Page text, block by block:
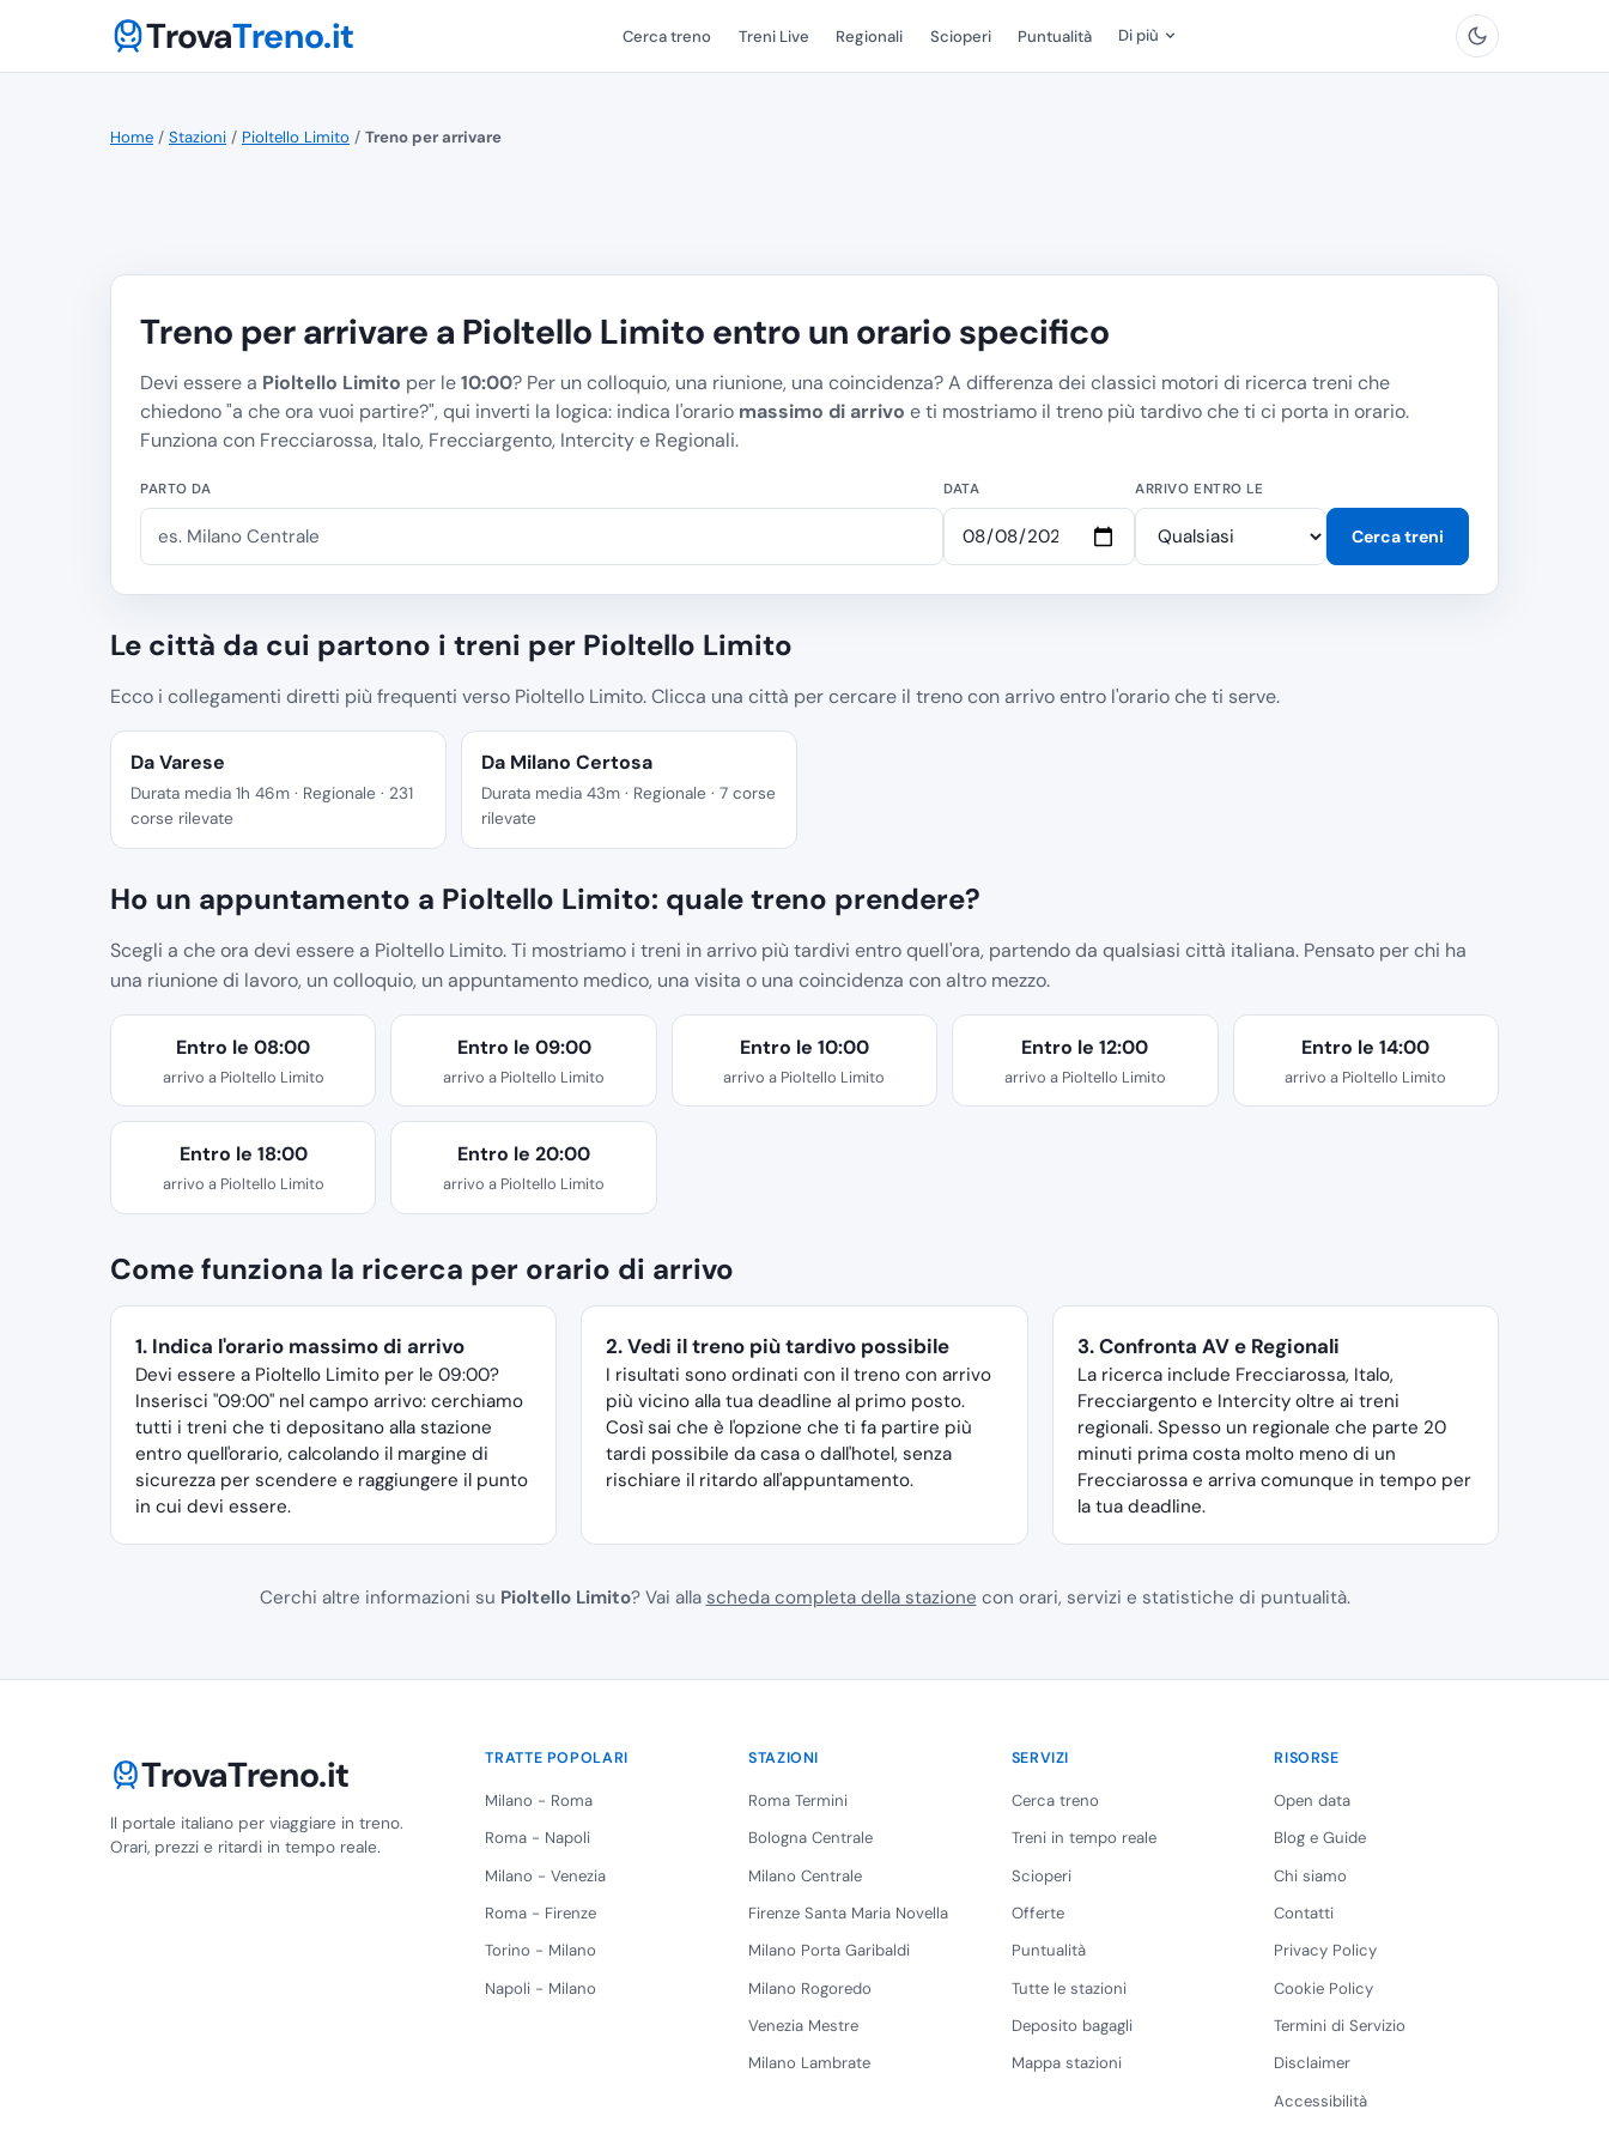
TrovaTreno.it Cerca treno Treni Live Regionali Scioperi Puntualità Di più
Home / Stazioni / Pioltello Limito / Treno per arrivare
Treno per arrivare a Pioltello Limito entro un orario specifico
Devi essere a Pioltello Limito per le10:00? Per un colloquio, una riunione, una coincidenza? A differenza dei classici motori di ricerca treni che
chiedono "a che ora vuoi partire?", qui inverti la logica: indica l'orario massimo di arrivo e ti mostriamo il treno più tardivo che ti ci porta in orario.
Funziona con Frecciarossa, Italo, Frecciargento, Intercity e Regionali.
PARTO DA DATA ARRIVO ENTRO LE
Cerca treni
Le città da cui partono i treni per Pioltello Limito
Ecco i collegamenti diretti più frequenti verso Pioltello Limito. Clicca una città per cercare il treno con arrivo entro l'orario che ti serve.
Da Varese
Durata media 1h 46m · Regionale · 231
corse rilevate
Da Milano Certosa
Durata media 43m · Regionale · 7 corse
rilevate
Ho un appuntamento a Pioltello Limito: quale treno prendere?
Scegli a che ora devi essere a Pioltello Limito. Ti mostriamo i treni in arrivo più tardivi entro quell'ora, partendo da qualsiasi città italiana. Pensato per chi ha
una riunione di lavoro, un colloquio, un appuntamento medico, una visita o una coincidenza con altro mezzo.
Entro le 08:00
arrivo a Pioltello Limito
Entro le 09:00
arrivo a Pioltello Limito
Entro le 10:00
arrivo a Pioltello Limito
Entro le 12:00
arrivo a Pioltello Limito
Entro le 14:00
arrivo a Pioltello Limito
Entro le 18:00
arrivo a Pioltello Limito
Entro le 20:00
arrivo a Pioltello Limito
Come funziona la ricerca per orario di arrivo
1. Indica l'orario massimo di arrivo
Devi essere a Pioltello Limito per le 09:00?
Inserisci "09:00" nel campo arrivo: cerchiamo
tutti i treni che ti depositano alla stazione
entro quell'orario, calcolando il margine di
sicurezza per scendere e raggiungere il punto
in cui devi essere.
2. Vedi il treno più tardivo possibile
I risultati sono ordinati con il treno con arrivo
più vicino alla tua deadline al primo posto.
Così sai che è l'opzione che ti fa partire più
tardi possibile da casa o dall'hotel, senza
rischiare il ritardo all'appuntamento.
3. Confronta AV e Regionali
La ricerca include Frecciarossa, Italo,
Frecciargento e Intercity oltre ai treni
regionali. Spesso un regionale che parte 20
minuti prima costa molto meno di un
Frecciarossa e arriva comunque in tempo per
la tua deadline.
Cerchi altre informazioni su Pioltello Limito? Vai alla scheda completa della stazione con orari, servizi e statistiche di puntualità.
TrovaTreno.it
Il portale italiano per viaggiare in treno.
Orari, prezzi e ritardi in tempo reale.
TRATTE POPOLARI
Milano - Roma
Roma - Napoli
Milano - Venezia
Roma - Firenze
Torino - Milano
Napoli - Milano
STAZIONI
Roma Termini
Bologna Centrale
Milano Centrale
Firenze Santa Maria Novella
Milano Porta Garibaldi
Milano Rogoredo
Venezia Mestre
Milano Lambrate
SERVIZI
Cerca treno
Treni in tempo reale
Scioperi
Offerte
Puntualità
Tutte le stazioni
Deposito bagagli
Mappa stazioni
RISORSE
Open data
Blog e Guide
Chi siamo
Contatti
Privacy Policy
Cookie Policy
Termini di Servizio
Disclaimer
Accessibilità